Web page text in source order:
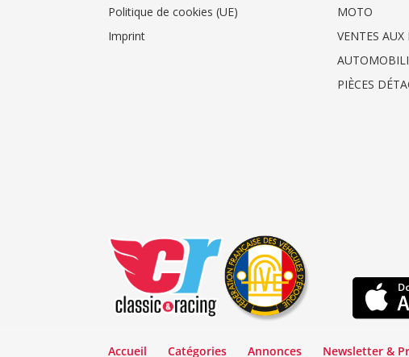
Politique de cookies (UE)
Imprint
MOTO
VENTES AUX
PIÈCES
Accueil Catégories Annonces Newsletter &